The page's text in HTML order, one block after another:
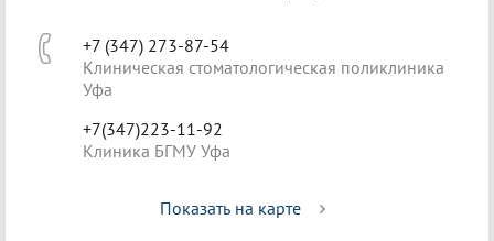
+7 (347) 273-87-54
Клиническая стоматологическая поликлиника
Уфа
+7(347)223-11-92
Клиника БГМУ Уфа
Показать на карте